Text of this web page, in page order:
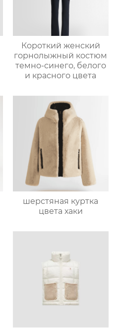
Короткий женский
горнолыжный костюм
темно-синего, белого
и красного цвета
шерстяная куртка
цвета хаки